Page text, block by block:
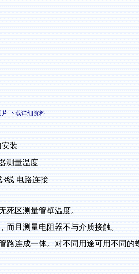
片 下载详细资料
装
测量温度
3线 电路连接
死区测量管壁温度。
而且测量电阻器不与介质接触。
路连成一体。对不同用途可用不同的